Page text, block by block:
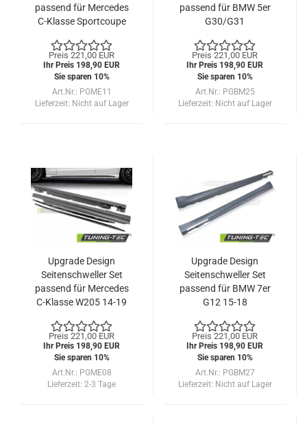
passend für Mercedes
C-Klasse Sportcoupe
Preis 221,00 EUR
Ihr Preis 198,90 EUR
Sie sparen 10%
Art.Nr.: PGME11
Lieferzeit: Nicht auf Lager
passend für BMW 5er
G30/G31
Preis 221,00 EUR
Ihr Preis 198,90 EUR
Sie sparen 10%
Art.Nr.: PGBM25
Lieferzeit: Nicht auf Lager
Upgrade Design
Seitenschweller Set
passend für Mercedes
C-Klasse W205 14-19
Preis 221,00 EUR
Ihr Preis 198,90 EUR
Sie sparen 10%
Art.Nr.: PGME08
Lieferzeit: 2-3 Tage
Upgrade Design
Seitenschweller Set
passend für BMW 7er
G12 15-18
Preis 221,00 EUR
Ihr Preis 198,90 EUR
Sie sparen 10%
Art.Nr.: PGBM27
Lieferzeit: Nicht auf Lager